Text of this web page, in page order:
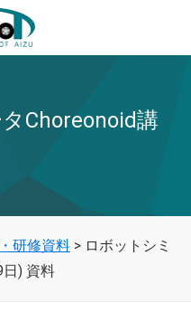
Choreonoid講
研修資料 > ロボットシミ
日) 資料